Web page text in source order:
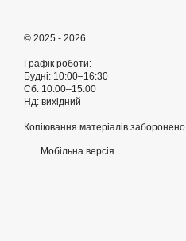
© 2025 - 2026
Графік роботи:
Будні: 10:00–16:30
Сб: 10:00–15:00
Нд: вихідний
Копіювання матеріалів заборонено
Мобільна версія